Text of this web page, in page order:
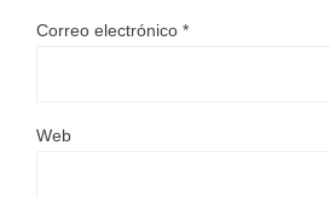
Correo electrónico *
Web